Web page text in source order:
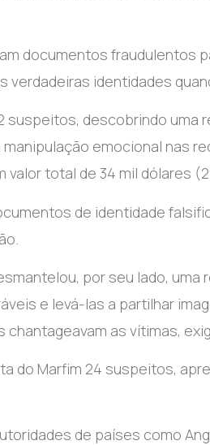
documentos fraudulentos
verdadeiras identidades
suspeitos, descobrindo
emocional nas
valor total de 34 mil dólares
de identidade
por seu lado, uma
e levá-las a partilhar
as vítimas,
do Marfim 24 suspeitos,
de países como